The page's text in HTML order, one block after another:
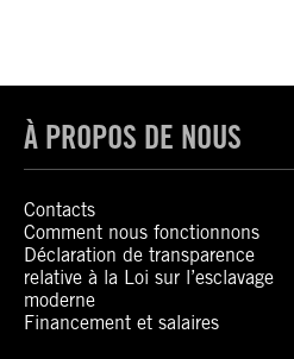
À PROPOS DE NOUS
Contacts
Comment nous fonctionnons
Déclaration de transparence
relative à la Loi sur l’esclavage
moderne
Financement et salaires